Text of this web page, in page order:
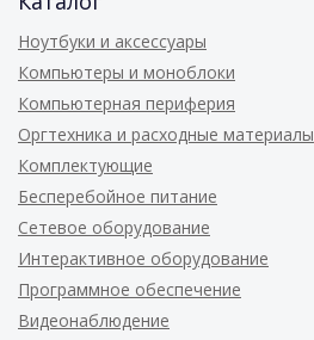
Ноутбуки и аксессуары
Компьютеры и моноблоки
Компьютерная периферия
Оргтехника и расходные материалы
Комплектующие
Бесперебойное питание
Сетевое оборудование
Интерактивное оборудование
Программное обеспечение
Видеонаблюдение